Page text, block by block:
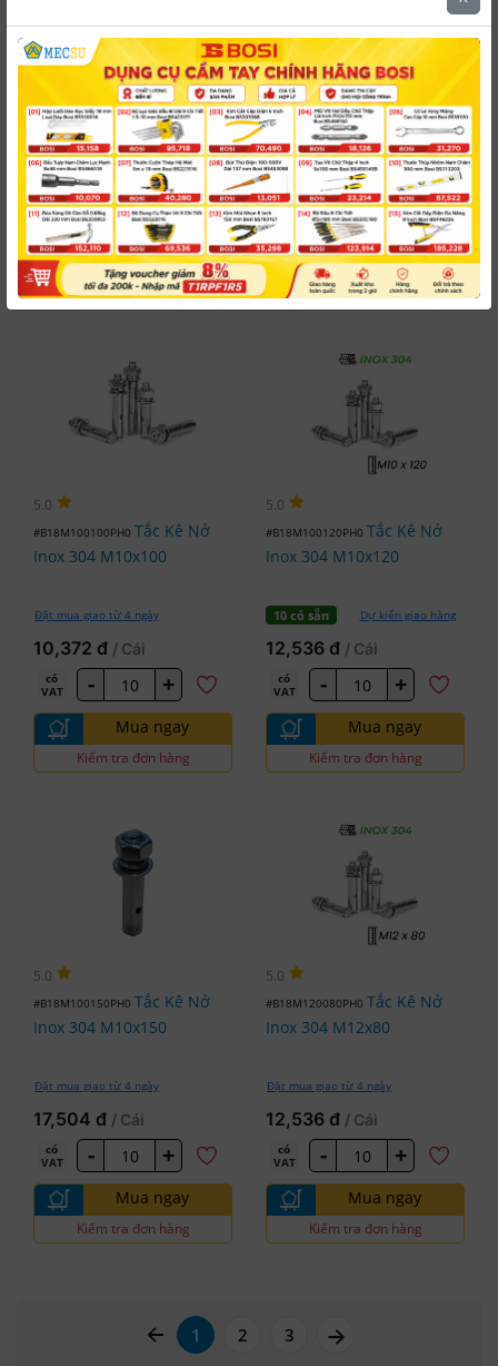
#B18M100080PH0Tắc Kê Nở
Inox 304 M10x80
2 có sẵn Dự kiến giao hàng
8,860 đ / Cái
có
VAT
- +
Mua ngay
Kiểm tra đơn hàng
5.0
#B18M100090PH0Tắc Kê Nở
Inox 304 M10x90
Đặt mua giao từ 30 ngày
9,639 đ/ Cái
có
VAT
- +
Mua ngay
Kiểm tra đơn hàng
5.0
#B18M100100PH0 Tắc Kê Nở
Inox 304 M10x100
Đặt mua giao từ 4 ngày
10,372 đ / Cái
có
VAT
- +
Mua ngay
Kiểm tra đơn hàng
5.0
#B18M100120PH0 Tắc Kê Nở
Inox 304 M10x120
10 có sẵn Dự kiến giao hàng
12,536 đ / Cái
có
VAT
- +
Mua ngay
Kiểm tra đơn hàng
5.0
#B18M100150PH0 Tắc Kê Nở
Inox 304 M10x150
Đặt mua giao từ 4 ngày
17,504 đ / Cái
có
VAT
- +
Mua ngay
Kiểm tra đơn hàng
5.0
#B18M120080PH0 Tắc Kê Nở
Inox 304 M12x80
Đặt mua giao từ 4 ngày
12,536 đ / Cái
có
VAT
- +
Mua ngay
Kiểm tra đơn hàng
page left arrow
1 2 3